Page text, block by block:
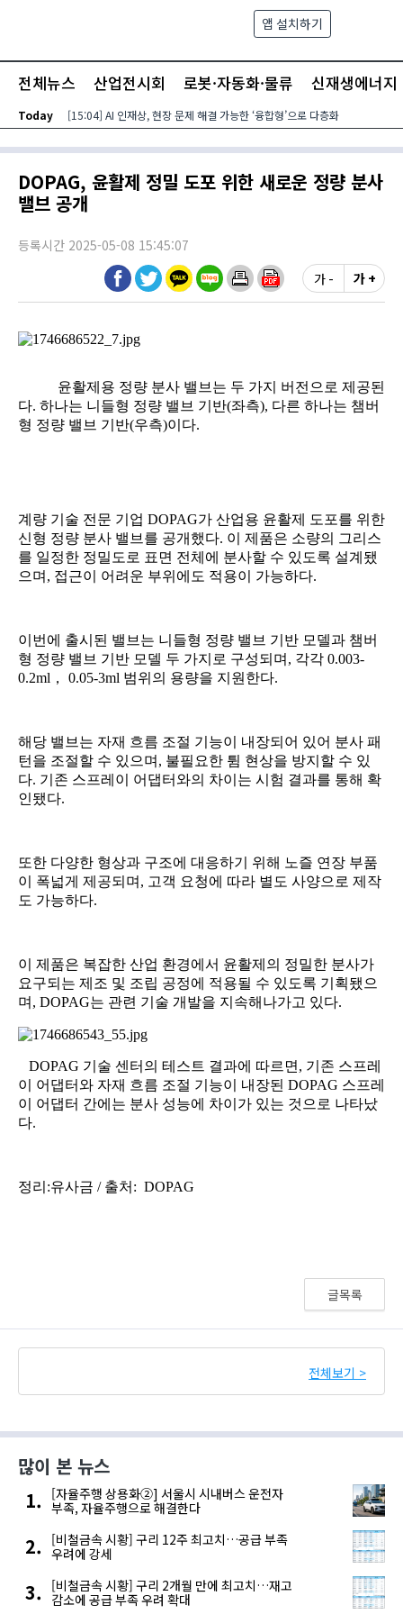
앱 설치하기
전체뉴스 산업전시회 로봇·자동화·물류 신재생에너지
Today [15:04] AI 인재상, 현장 문제 해결 가능한 ‘융합형’으로 다층화
DOPAG, 윤활제 정밀 도포 위한 새로운 정량 분사
밸브 공개
등록시간 2025-05-08 15:45:07
가 -
가 +
글목록
전체보기 >
많이 본 뉴스
[자율주행 상용화②] 서울시 시내버스 운전자
부족, 자율주행으로 해결한다
[비철금속 시황] 구리 12주 최고치…공급 부족
우려에 강세
[비철금속 시황] 구리 2개월 만에 최고치…재고
감소에 공급 부족 우려 확대